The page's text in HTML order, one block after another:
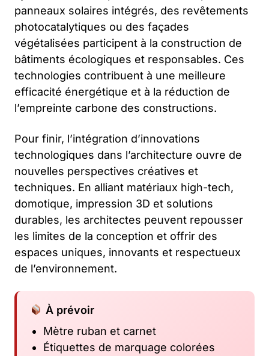
panneaux solaires intégrés, des revêtements
photocatalytiques ou des façades
végétalisées participent à la construction de
bâtiments écologiques et responsables. Ces
technologies contribuent à une meilleure
efficacité énergétique et à la réduction de
l’empreinte carbone des constructions.
Pour finir, l’intégration d’innovations
technologiques dans l’architecture ouvre de
nouvelles perspectives créatives et
techniques. En alliant matériaux high-tech,
domotique, impression 3D et solutions
durables, les architectes peuvent repousser
les limites de la conception et offrir des
espaces uniques, innovants et respectueux
de l’environnement.
À prévoir
Mètre ruban et carnet
Étiquettes de marquage colorées